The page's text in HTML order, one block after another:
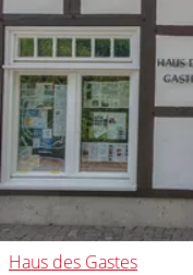
Haus des Gastes